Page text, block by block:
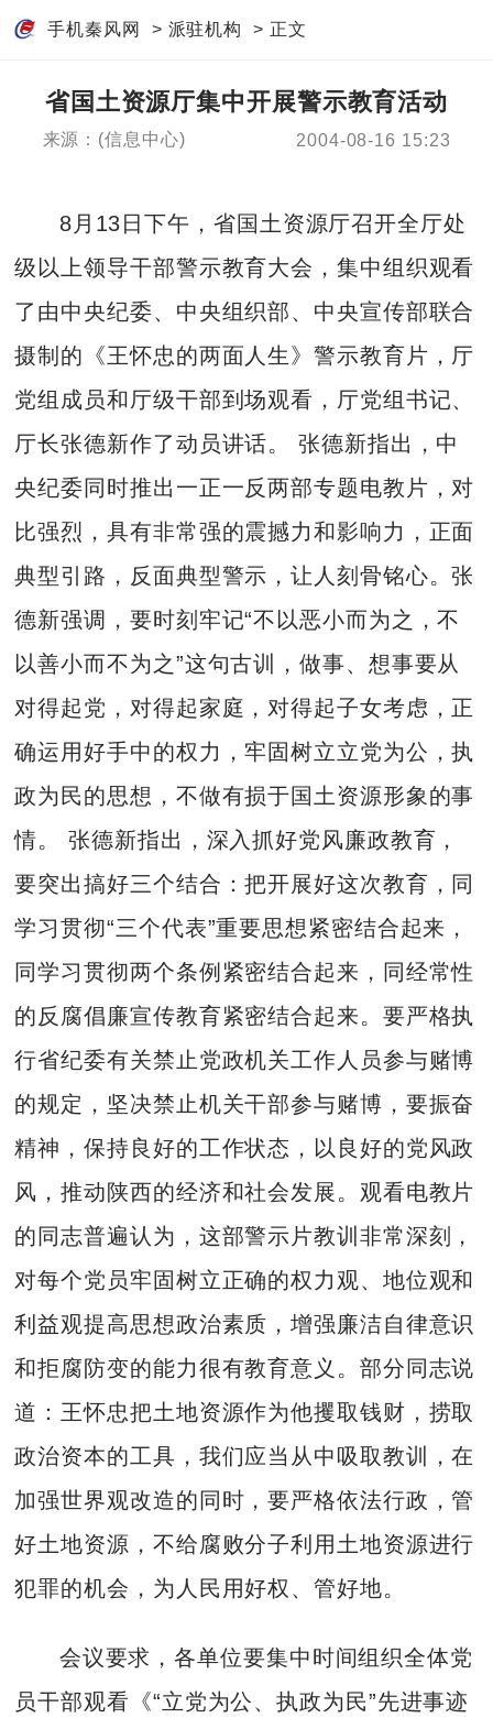
手机秦风网 > 派驻机构 > 正文
省国土资源厅集中开展警示教育活动
来源：(信息中心) 2004-08-16 15:23
8月13日下午，省国土资源厅召开全厅处
级以上领导干部警示教育大会，集中组织观看
了由中央纪委、中央组织部、中央宣传部联合
摄制的《王怀忠的两面人生》警示教育片，厅
党组成员和厅级干部到场观看，厅党组书记、
厅长张德新作了动员讲话。 张德新指出，中
央纪委同时推出一正一反两部专题电教片，对
比强烈，具有非常强的震撼力和影响力，正面
典型引路，反面典型警示，让人刻骨铭心。张
德新强调，要时刻牢记“不以恶小而为之，不
以善小而不为之”这句古训，做事、想事要从
对得起党，对得起家庭，对得起子女考虑，正
确运用好手中的权力，牢固树立立党为公，执
政为民的思想，不做有损于国土资源形象的事
情。 张德新指出，深入抓好党风廉政教育，
要突出搞好三个结合：把开展好这次教育，同
学习贯彻“三个代表”重要思想紧密结合起来，
同学习贯彻两个条例紧密结合起来，同经常性
的反腐倡廉宣传教育紧密结合起来。要严格执
行省纪委有关禁止党政机关工作人员参与赌博
的规定，坚决禁止机关干部参与赌博，要振奋
精神，保持良好的工作状态，以良好的党风政
风，推动陕西的经济和社会发展。观看电教片
的同志普遍认为，这部警示片教训非常深刻，
对每个党员牢固树立正确的权力观、地位观和
利益观提高思想政治素质，增强廉洁自律意识
和拒腐防变的能力很有教育意义。部分同志说
道：王怀忠把土地资源作为他攫取钱财，捞取
政治资本的工具，我们应当从中吸取教训，在
加强世界观改造的同时，要严格依法行政，管
好土地资源，不给腐败分子利用土地资源进行
犯罪的机会，为人民用好权、管好地。
会议要求，各单位要集中时间组织全体党
员干部观看《“立党为公、执政为民”先进事迹